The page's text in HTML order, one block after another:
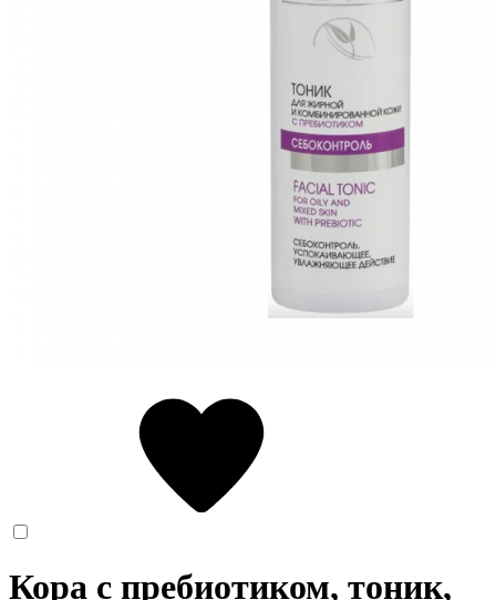
Кора с пребиотиком, тоник,